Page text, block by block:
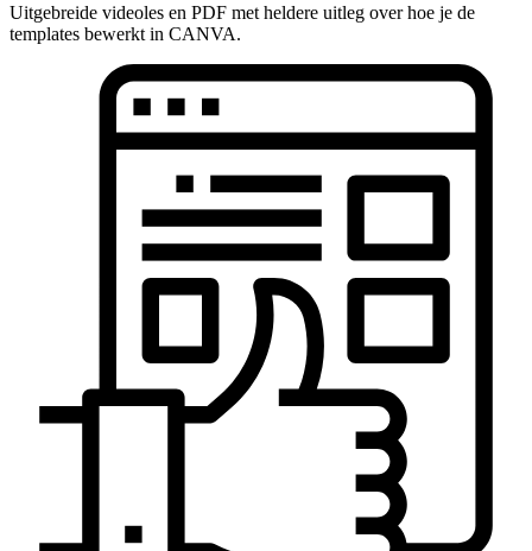
Uitgebreide videoles en PDF met heldere uitleg over hoe je de
templates bewerkt in CANVA.